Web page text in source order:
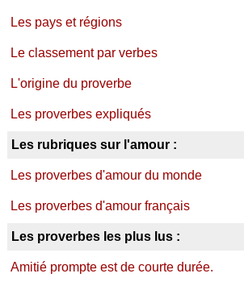
Les pays et régions
Le classement par verbes
L'origine du proverbe
Les proverbes expliqués
Les rubriques sur l'amour :
Les proverbes d'amour du monde
Les proverbes d'amour français
Les proverbes les plus lus :
Amitié prompte est de courte durée.